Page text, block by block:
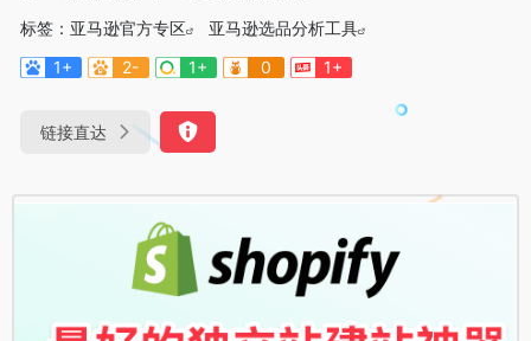
标签： 亚马逊官方专区
亚马逊选品分析工具
1+
2- 1+ 0 1+
链接直达